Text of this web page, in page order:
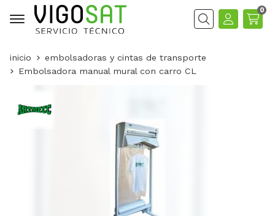
Buscar
0
inicio
embolsadoras y cintas de transporte
Embolsadora manual mural con carro CL